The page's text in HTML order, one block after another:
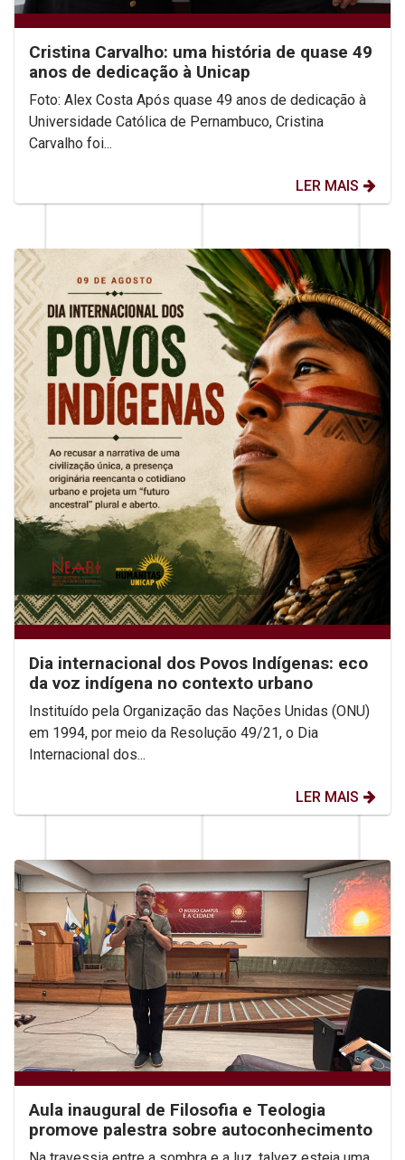
Cristina Carvalho: uma história de quase 49
anos de dedicação à Unicap
Foto: Alex Costa Após quase 49 anos de dedicação à
Universidade Católica de Pernambuco, Cristina
Carvalho foi...
LER MAIS
Dia internacional dos Povos Indígenas: eco
da voz indígena no contexto urbano
Instituído pela Organização das Nações Unidas (ONU)
em 1994, por meio da Resolução 49/21, o Dia
Internacional dos...
LER MAIS
Aula inaugural de Filosofia e Teologia
promove palestra sobre autoconhecimento